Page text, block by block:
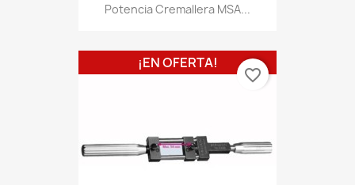
Potencia Cremallera MSA...
¡EN OFERTA!
favorite_border